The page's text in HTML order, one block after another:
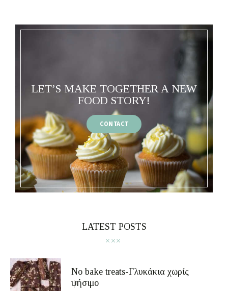
LET’S MAKE TOGETHER A NEW
FOOD STORY!
CONTACT
LATEST POSTS
No bake treats-Γλυκάκια χωρίς
ψήσιμο